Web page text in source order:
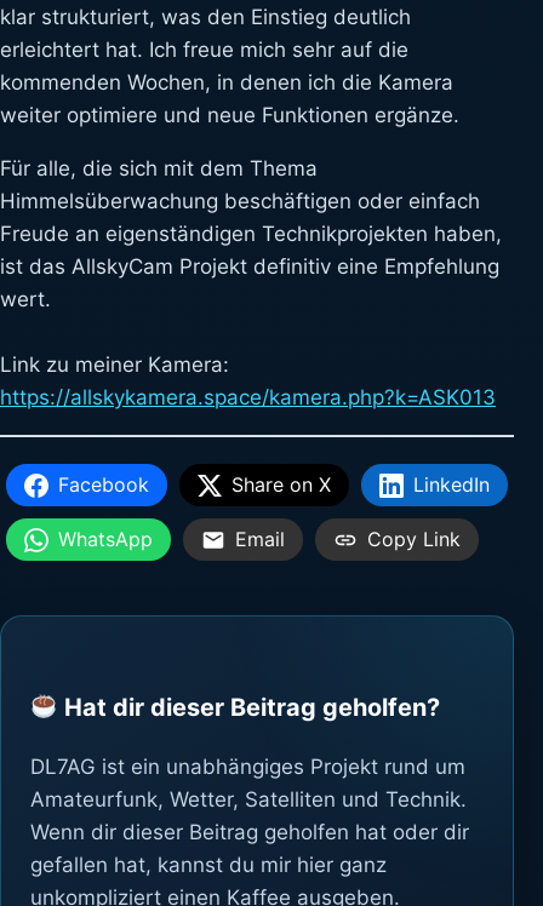
klar strukturiert, was den Einstieg deutlich
erleichtert hat. Ich freue mich sehr auf die
kommenden Wochen, in denen ich die Kamera
weiter optimiere und neue Funktionen ergänze.
Für alle, die sich mit dem Thema
Himmelsüberwachung beschäftigen oder einfach
Freude an eigenständigen Technikprojekten haben,
ist das AllskyCam Projekt definitiv eine Empfehlung
wert.
Link zu meiner Kamera:
https://allskykamera.space/kamera.php?k=ASK013
Facebook Share on X LinkedIn
WhatsApp Email Copy Link
Hat dir dieser Beitrag geholfen?
DL7AG ist ein unabhängiges Projekt rund um
Amateurfunk, Wetter, Satelliten und Technik.
Wenn dir dieser Beitrag geholfen hat oder dir
gefallen hat, kannst du mir hier ganz
unkompliziert einen Kaffee ausgeben.